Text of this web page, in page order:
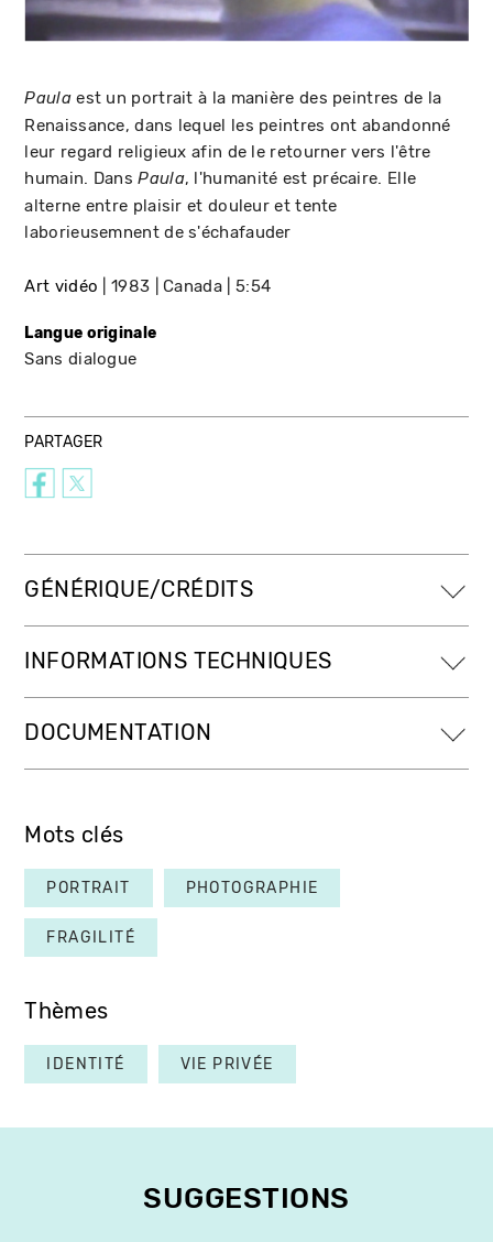
Paulaest un portrait à la manière des peintres de la
Renaissance, dans lequel les peintres ont abandonné
leur regard religieux afin de le retourner vers l'être
humain. DansPaula, l'humanité est précaire. Elle
alterne entre plaisir et douleur et tente
laborieusemnent de s'échafauder
Art vidéo 1983 Canada 5:54
Langue originale
Sans dialogue
PARTAGER
GÉNÉRIQUE/CRÉDITS
INFORMATIONS TECHNIQUES
DOCUMENTATION
Mots clés
PORTRAIT PHOTOGRAPHIE
FRAGILITÉ
Thèmes
IDENTITÉ VIE PRIVÉE
SUGGESTIONS